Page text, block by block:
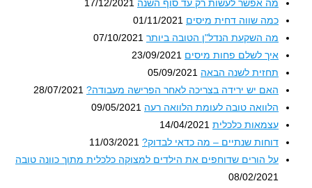
מה אפשר לעשות רק עד סוף השנה 17/12/2021
כמה שווה דחית מיסים 01/11/2021
מה השקעת הנדל"ן הטובה ביותר 07/10/2021
איך לשלם פחות מיסים 23/09/2021
תחזית לשנה הבאה 05/09/2021
האם יש ירידה בצריכה לאחר הפרישה מעבודה? 28/07/2021
הלוואה טובה לעומת הלוואה רעה 09/05/2021
עצמאות כלכלית 14/04/2021
דוחות שנתיים – מה כדאי לבדוק? 11/03/2021
על הורים שדוחפים את הילדים למצוקה כלכלית מתוך כוונה טובה
08/02/2021